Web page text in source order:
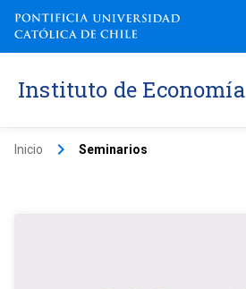
Instituto de Economía
Inicio keyboard_arrow_right Seminarios